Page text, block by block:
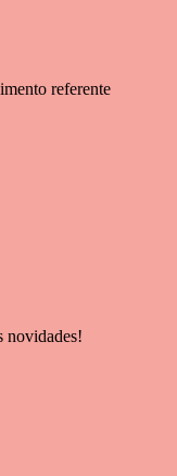
referente
novidades!